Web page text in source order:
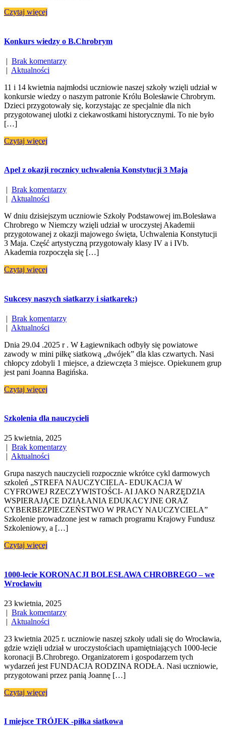
Czytaj więcej
Konkurs wiedzy o B.Chrobrym
| Brak komentarzy
| Aktualności
11 i 14 kwietnia najmłodsi uczniowie naszej szkoły wzięli udział w
konkursie wiedzy o naszym patronie Królu Bolesławie Chrobrym.
Dzieci przygotowały się, korzystając ze specjalnie dla nich
przygotowanej ulotki z ciekawostkami historycznymi. To nie było
[…]
Czytaj więcej
Apel z okazji rocznicy uchwalenia Konstytucji 3 Maja
| Brak komentarzy
| Aktualności
W dniu dzisiejszym uczniowie Szkoły Podstawowej im.Bolesława
Chrobrego w Niemczy wzięli udział w uroczystej Akademii
przygotowanej z okazji majowego święta, Uchwalenia Konstytucji
3 Maja. Część artystyczną przygotowały klasy IV a i IVb.
Akademia rozpoczęła się […]
Czytaj więcej
Sukcesy naszych siatkarzy i siatkarek:)
| Brak komentarzy
| Aktualności
Dnia 29.04 .2025 r . W Łagiewnikach odbyły się powiatowe
zawody w mini piłkę siatkową „dwójek” dla klas czwartych. Nasi
chłopcy zdobyli 1 miejsce, a dziewczęta 3 miejsce. Opiekunem grup
jest pani Joanna Bagińska.
Czytaj więcej
Szkolenia dla nauczycieli
25 kwietnia, 2025
Brak komentarzy
Aktualności
Grupa naszych nauczycieli rozpocznie wkrótce cykl darmowych
szkoleń „STREFA NAUCZYCIELA- EDUKACJA W
CYFROWEJ RZECZYWISTOŚCI- AI JAKO NARZĘDZIA
WSPIERAJĄCE DZIAŁANIA EDUKACYJNE ORAZ
CYBERBEZPIECZEŃSTWO W PRACY NAUCZYCIELA”
Szkolenie prowadzone jest w ramach programu Krajowy Fundusz
Szkoleniowy, a […]
Czytaj więcej
1000-lecie KORONACJI BOLESŁAWA CHROBREGO – we
Wrocławiu
23 kwietnia, 2025
| Brak komentarzy
| Aktualności
23 kwietnia 2025 r. uczniowie naszej szkoły udali się do Wrocławia,
gdzie wzięli udział w uroczystościach upamiętniających 1000-lecie
koronacji B.Chrobrego. Organizatorem i gospodarzem tych
wydarzeń jest FUNDACJA RODZINA RODŁA. Nasi uczniowie,
przygotowani przez panią Joannę […]
Czytaj więcej
I miejsce TRÓJEK -piłka siatkowa